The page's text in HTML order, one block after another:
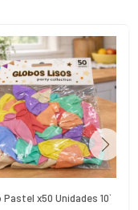
Pastel x50 Unidades 10`